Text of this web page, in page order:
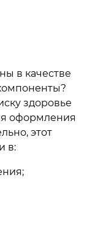
в качестве
здоровье
оформления
этот
в: